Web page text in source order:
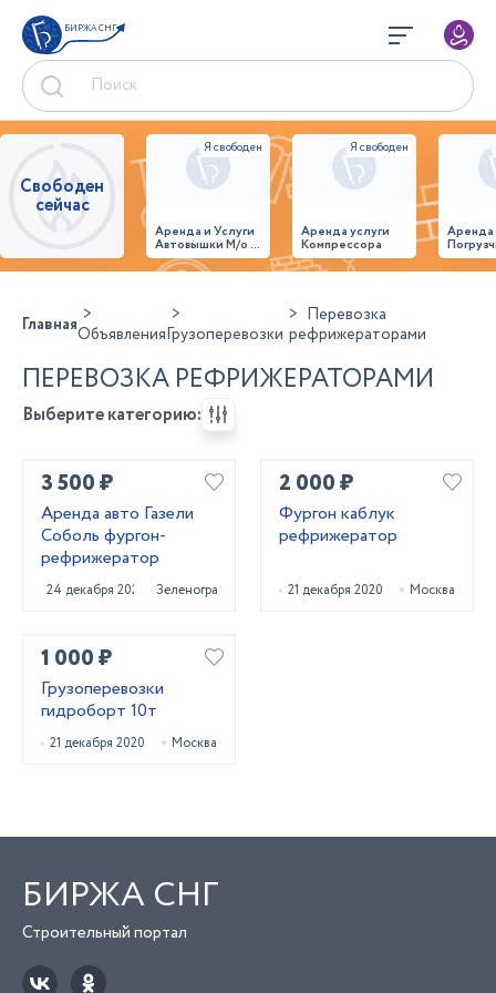
БИРЖА СНГ
Свободен
сейчас
Аренда и Услуги
Автовышки М/о г.
Домодедово
26,28,32 место
Аренда услуги
Компрессора
ГлавнаяОбъявленияГрузоперевозки
Перевозка
рефрижераторами
ПЕРЕВОЗКА РЕФРИЖЕРАТОРАМИ
Выберите категорию:
3 500 ₽
Аренда авто Газели
Соболь фургон-
рефрижератор
24 декабря 2020 Зеленоград
2 000 ₽
Фургон каблук
рефрижератор
21 декабря 2020 Москва
1 000 ₽
Грузоперевозки
гидроборт 10т
21 декабря 2020 Москва
БИРЖА СНГ
Строительный портал